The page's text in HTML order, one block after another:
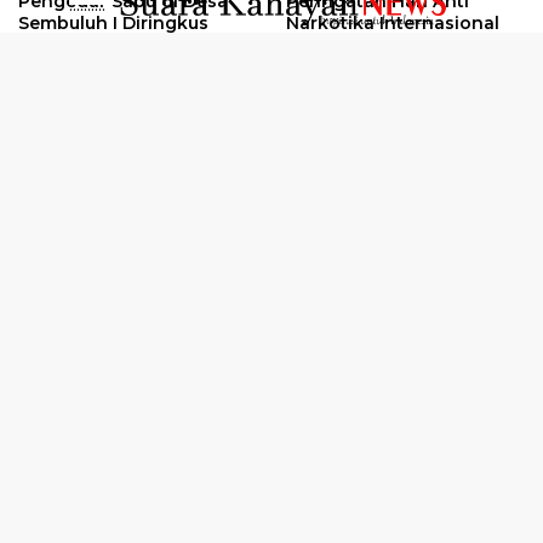
Sembuluh I Diringkus
Narkotika Internasional